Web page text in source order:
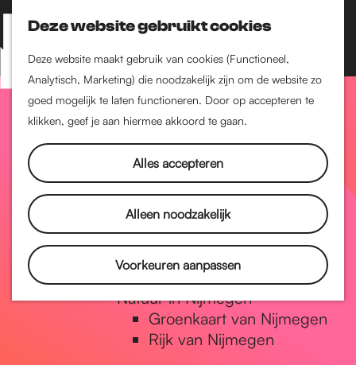
Deze website gebruikt cookies
Deze website maakt gebruik van cookies (Functioneel,
Analytisch, Marketing) die noodzakelijk zijn om de website zo
goed mogelijk te laten functioneren. Door op accepteren te
klikken, geef je aan hiermee akkoord te gaan.
Alles accepteren
Alleen noodzakelijk
Voorkeuren aanpassen
Z
o
e
k
e
K
a
a
r
t
M
e
n
Nijmegen-Nieuw-West
Dukenburg
Lindenholt
Historie
De oudste stad van
Nederland
Historische tijdlijn
Romeinse Limes
Vrede van Nijmegen
Penning
Natuur in Nijmegen
Groenkaart van Nijmegen
Rijk van Nijmegen